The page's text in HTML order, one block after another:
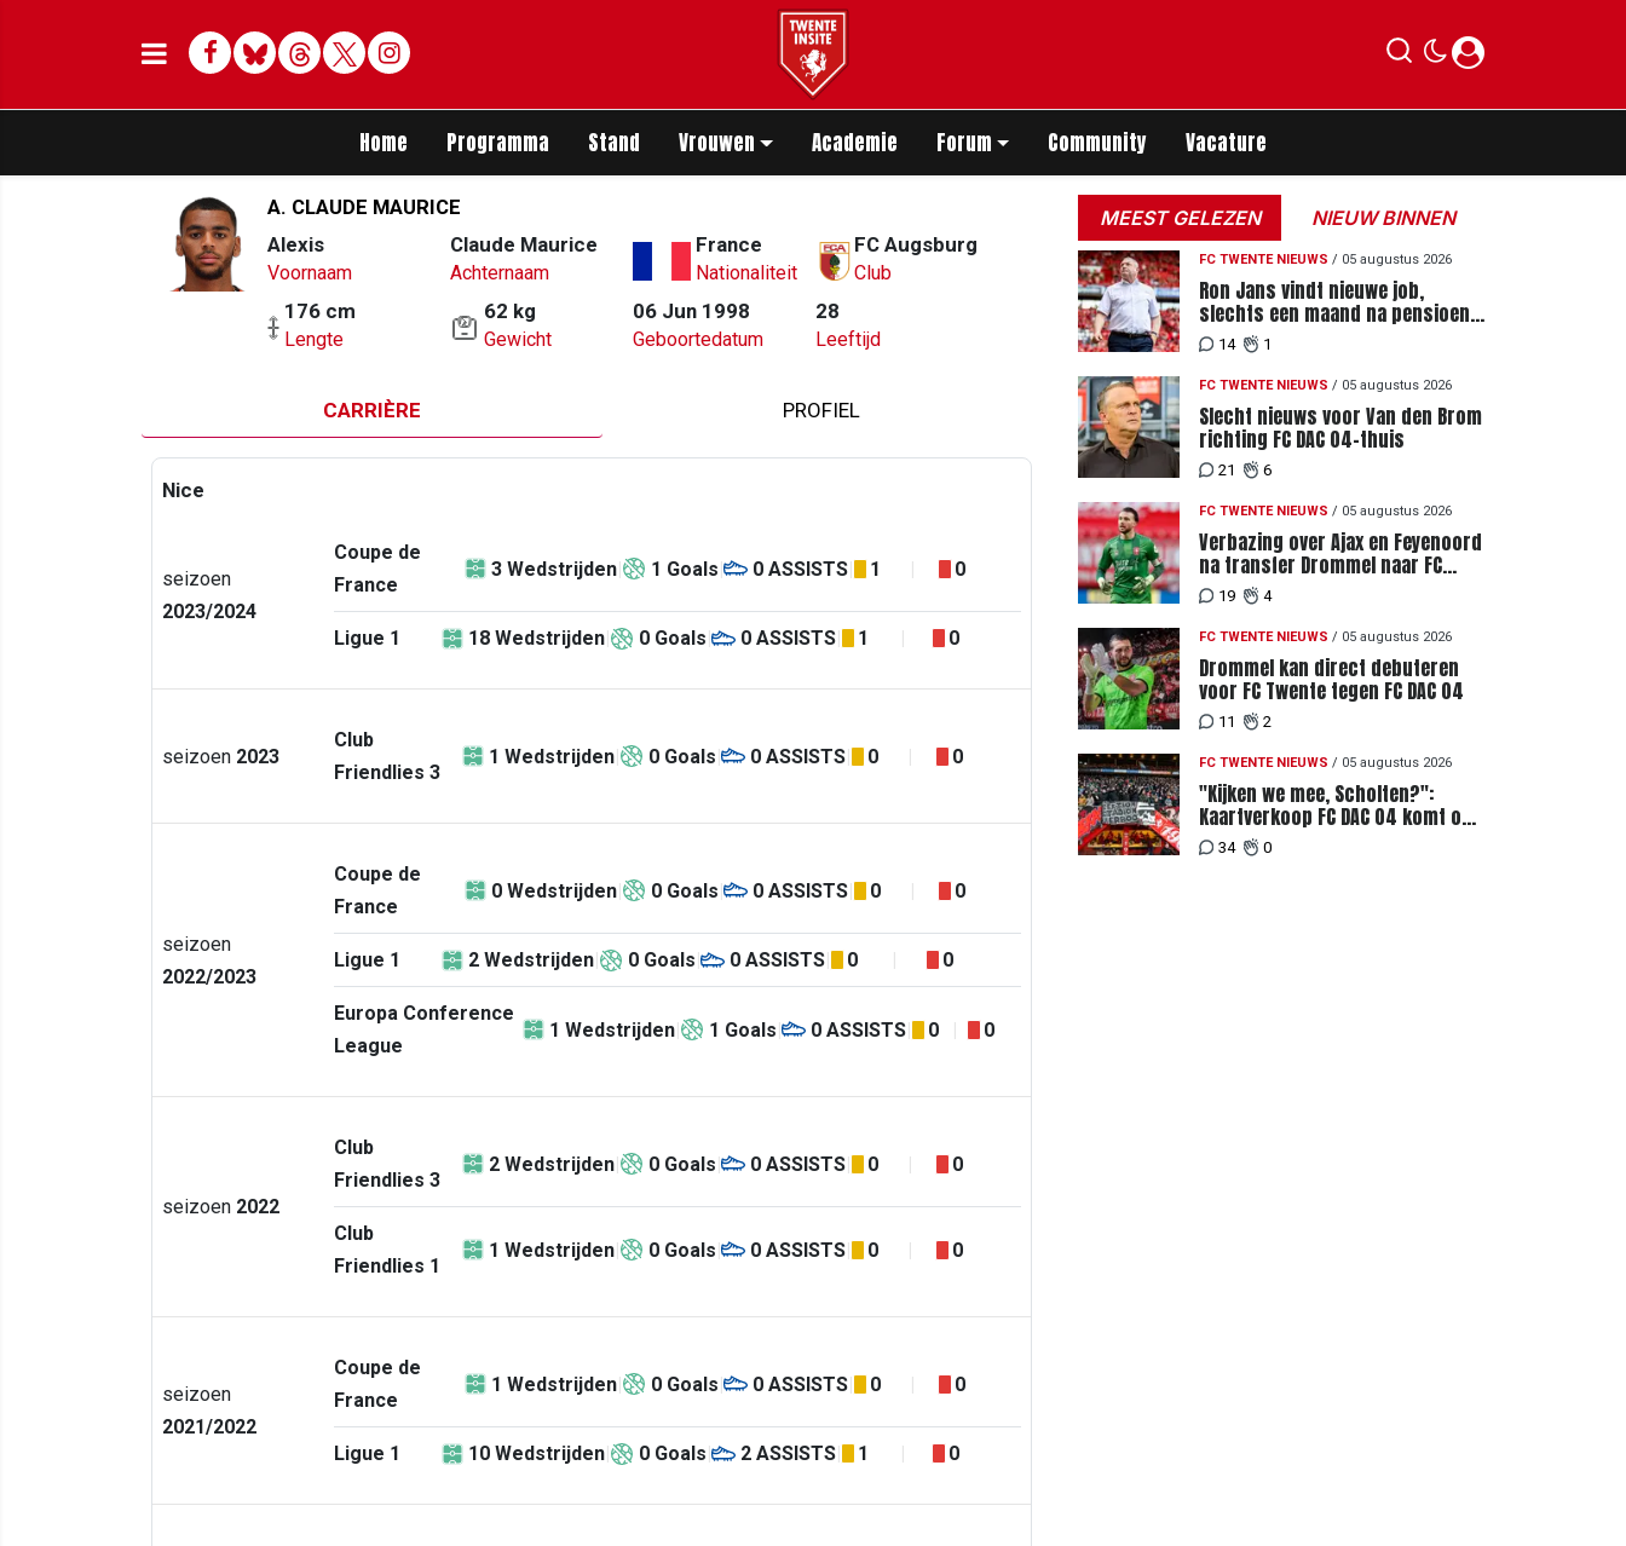
Facebook
BlueskyThreadsTwitterDelen op Whatsapp
Home Programma Stand Vrouwen Academie Forum Community Vacature
A. CLAUDE MAURICE
Alexis
Voornaam
Claude Maurice
Achternaam
France
Nationaliteit
FC Augsburg
Club
176 cm
Lengte
62 kg
Gewicht
06 Jun 1998
Geboortedatum
28
Leeftijd
CARRIÈRE PROFIEL
Nice
seizoen
2023/2024
Coupe de
France
3 Wedstrijden 1 Goals 0 ASSISTS 1 0
Ligue 1 18 Wedstrijden 0 Goals 0 ASSISTS 1 0
seizoen 2023
Club
Friendlies 3
1 Wedstrijden 0 Goals 0 ASSISTS 0 0
seizoen
2022/2023
Coupe de
France
0 Wedstrijden 0 Goals 0 ASSISTS 0 0
Ligue 1 2 Wedstrijden 0 Goals 0 ASSISTS 0 0
Europa Conference
League
1 Wedstrijden 1 Goals 0 ASSISTS 0 0
seizoen 2022
Club
Friendlies 3
2 Wedstrijden 0 Goals 0 ASSISTS 0 0
Club
Friendlies 1
1 Wedstrijden 0 Goals 0 ASSISTS 0 0
seizoen
2021/2022
Coupe de
France
1 Wedstrijden 0 Goals 0 ASSISTS 0 0
Ligue 1 10 Wedstrijden 0 Goals 2 ASSISTS 1 0
MEEST GELEZEN NIEUW BINNEN
FC TWENTE NIEUWS / 05 augustus 2026
Ron Jans vindt nieuwe job,
slechts een maand na pensioen
als hoofdtrainer
14 1
FC TWENTE NIEUWS / 05 augustus 2026
Slecht nieuws voor Van den Brom
richting FC DAC 04-thuis
21 6
FC TWENTE NIEUWS / 05 augustus 2026
Verbazing over Ajax en Feyenoord
na transfer Drommel naar FC
Twente
19 4
FC TWENTE NIEUWS / 05 augustus 2026
Drommel kan direct debuteren
voor FC Twente tegen FC DAC 04
11 2
FC TWENTE NIEUWS / 05 augustus 2026
"Kijken we mee, Scholten?":
Kaartverkoop FC DAC 04 komt op
gang, supporters niet blij met
ticketprijzen
34 0